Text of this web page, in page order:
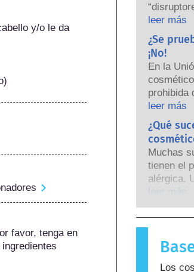
y/o le da
favor, tenga en
algunas
una
nuestro
potentes
causar
Las
los
están
cubren
la posible
leer más
¿Se
¡No!
En la
prohibida
años,
personal
las
animales
leer más
¿Qué
Muchas
tienen el
alérgica.
el
para la
sustancia
llama
leer más
Los